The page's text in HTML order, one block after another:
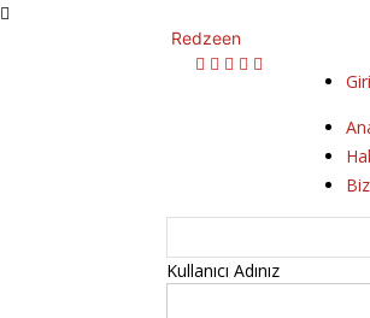
Redzeen
Kullanıcı Adınız